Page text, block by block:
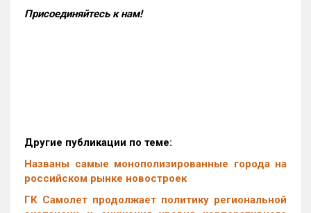
Присоединяйтесь к нам!
Другие публикации по теме:
Названы самые монополизированные города на
российском рынке новостроек
ГК Самолет продолжает политику региональной